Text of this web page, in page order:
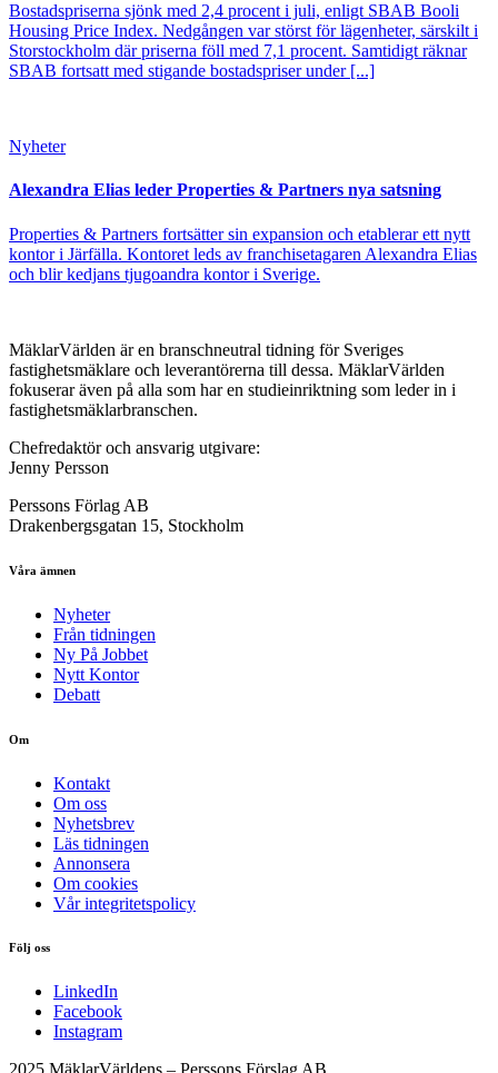
Bostadspriserna sjönk med 2,4 procent i juli, enligt SBAB Booli
Housing Price Index. Nedgången var störst för lägenheter, särskilt i
Storstockholm där priserna föll med 7,1 procent. Samtidigt räknar
SBAB fortsatt med stigande bostadspriser under [...]
Nyheter
Alexandra Elias leder Properties & Partners nya satsning
Properties & Partners fortsätter sin expansion och etablerar ett nytt
kontor i Järfälla. Kontoret leds av franchisetagaren Alexandra Elias
och blir kedjans tjugoandra kontor i Sverige.
MäklarVärlden är en branschneutral tidning för Sveriges
fastighetsmäklare och leverantörerna till dessa. MäklarVärlden
fokuserar även på alla som har en studieinriktning som leder in i
fastighetsmäklarbranschen.
Chefredaktör och ansvarig utgivare:
Jenny Persson
Perssons Förlag AB
Drakenbergsgatan 15, Stockholm
Våra ämnen
Nyheter
Från tidningen
Ny På Jobbet
Nytt Kontor
Debatt
Om
Kontakt
Om oss
Nyhetsbrev
Läs tidningen
Annonsera
Om cookies
Vår integritetspolicy
Följ oss
LinkedIn
Facebook
Instagram